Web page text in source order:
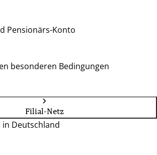
Pensionärs-Konto
besonderen Bedingungen
Filial-Netz
in Deutschland